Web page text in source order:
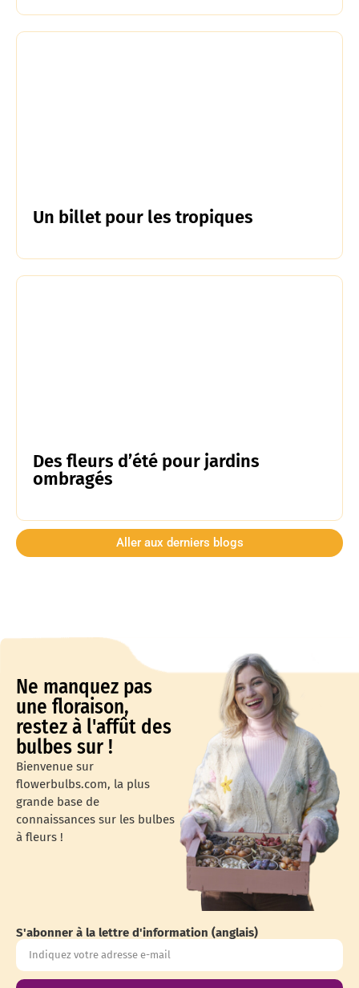
Un billet pour les tropiques
Des fleurs d’été pour jardins
ombragés
Aller aux derniers blogs
Ne manquez pas
une floraison,
restez à l'affût des
bulbes sur !
Bienvenue sur
flowerbulbs.com, la plus
grande base de
connaissances sur les bulbes
à fleurs !
S'abonner à la lettre d'information (anglais)